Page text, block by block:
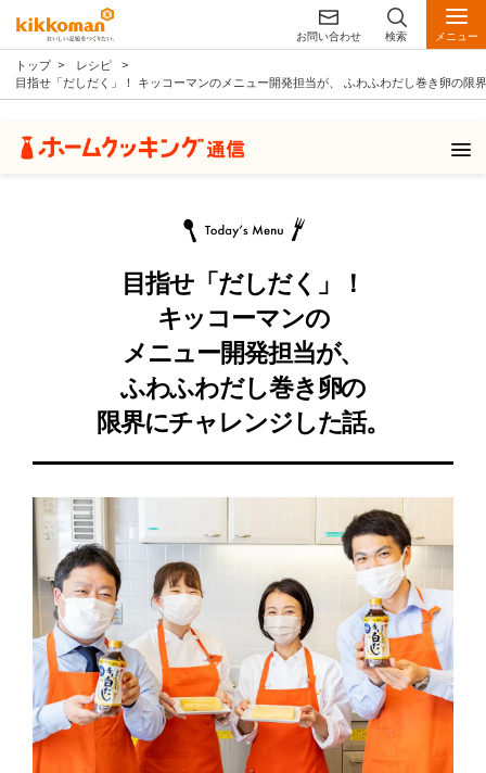
お問い合わせ 検索 メニュー
トップ
レシピ
目指せ「だしだく」！ キッコーマンのメニュー開発担当が、 ふわふわだし巻き卵の限
目指せ「だしだく」！
キッコーマンの
メニュー開発担当が、
ふわふわだし巻き卵の
限界にチャレンジした話。